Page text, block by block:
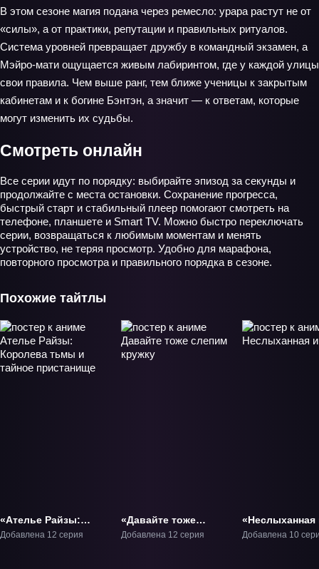
В этом сезоне магия подана через ремесло: урара растут не от
«силы», а от практики, репутации и правильных ритуалов.
Система уровней превращает дружбу в командный экзамен, а
Мэйро-мати ощущается живым лабиринтом, где у каждой улицы
свои правила. Чем выше ранг, тем ближе ученицы к закрытым
кабинетам и к богине Бэнтэн, а значит — к ответам, которые
могут изменить их судьбы.
Смотреть онлайн
Все серии идут по порядку: выбирайте эпизод за секунды и
продолжайте с места остановки. Сохранение прогресса,
быстрый старт и стабильный плеер помогают смотреть на
телефоне, планшете и Smart TV. Можно быстро переключать
серии, возвращаться к любимым моментам и менять
устройство, не теряя просмотр. Удобно для марафона,
повторного просмотра и правильного порядка в сезоне.
Похожие тайтлы
«Ателье Райзы:
Королева тьмы и
Добавлена 12 серия
«Давайте тоже
слепим кружку» ТВ-1
Добавлена 12 серия
«Неслыханная
ТВ-1
Добавлена 10